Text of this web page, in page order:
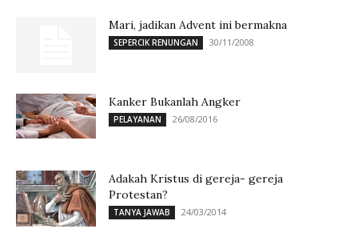
Mari, jadikan Advent ini bermakna
SEPERCIK RENUNGAN 30/11/2008
Kanker Bukanlah Angker
PELAYANAN 26/08/2016
Adakah Kristus di gereja- gereja
Protestan?
TANYA JAWAB 24/03/2014